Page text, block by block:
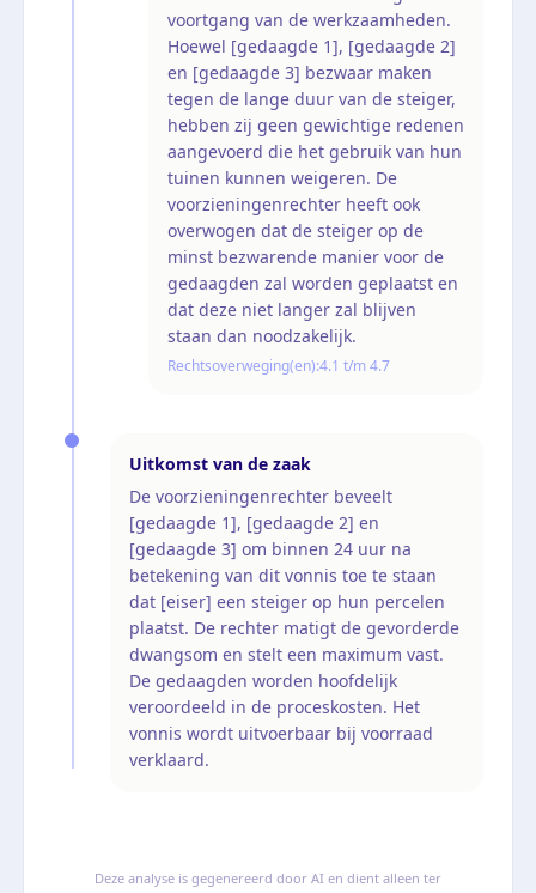
voortgang van de werkzaamheden.
Hoewel [gedaagde 1], [gedaagde 2]
en [gedaagde 3] bezwaar maken
tegen de lange duur van de steiger,
hebben zij geen gewichtige redenen
aangevoerd die het gebruik van hun
tuinen kunnen weigeren. De
voorzieningenrechter heeft ook
overwogen dat de steiger op de
minst bezwarende manier voor de
gedaagden zal worden geplaatst en
dat deze niet langer zal blijven
staan dan noodzakelijk.
Rechtsoverweging(en):4.1 t/m 4.7
Uitkomst van de zaak
De voorzieningenrechter beveelt
[gedaagde 1], [gedaagde 2] en
[gedaagde 3] om binnen 24 uur na
betekening van dit vonnis toe te staan
dat [eiser] een steiger op hun percelen
plaatst. De rechter matigt de gevorderde
dwangsom en stelt een maximum vast.
De gedaagden worden hoofdelijk
veroordeeld in de proceskosten. Het
vonnis wordt uitvoerbaar bij voorraad
verklaard.
Deze analyse is gegenereerd door AI en dient alleen ter